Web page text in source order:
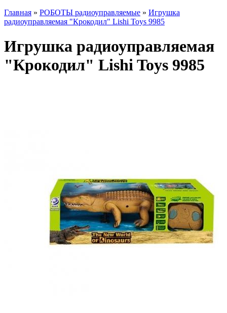
Главная » РОБОТЫ радиоуправляемые » Игрушка
радиоуправляемая "Крокодил" Lishi Toys 9985
Игрушка радиоуправляемая
"Крокодил" Lishi Toys 9985